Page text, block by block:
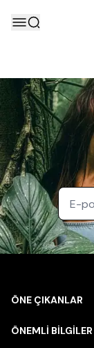
ÖNE ÇIKANLAR
ÖNEMLİ BİLGİLER